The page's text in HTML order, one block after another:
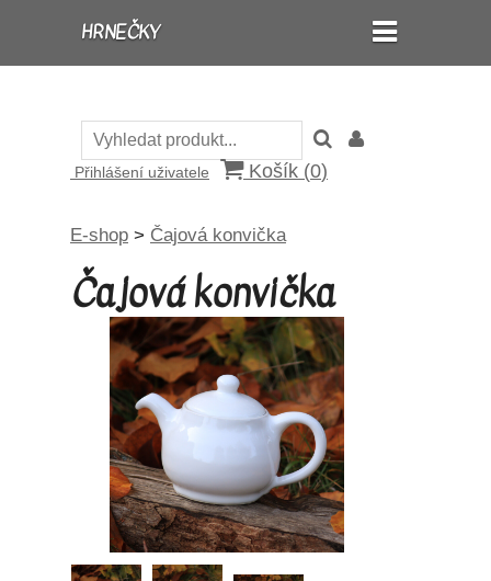
HRNEČKY
Přihlášení uživatele Košík (0)
E-shop > Čajová konvička
Čajová konvička